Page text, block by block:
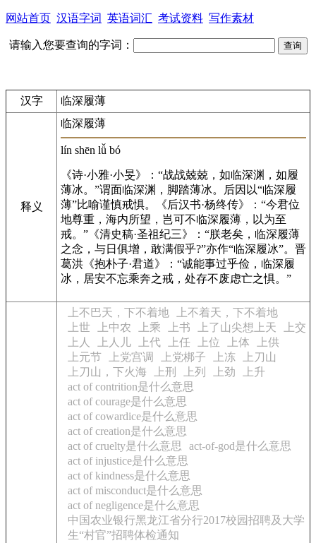
网站首页 汉语字词 英语词汇 考试资料 写作素材
请输入您要查询的字词：
汉字 临深履薄
释义
临深履薄
lín shēn lǚ bó
《诗·小雅·小旻》：“战战兢兢，如临深渊，如履
薄冰。”谓面临深渊，脚踏薄冰。后因以“临深履
薄”比喻谨慎戒惧。《后汉书·杨终传》：“今君位
地尊重，海内所望，岂可不临深履薄，以为至
戒。”《清史稿·圣祖纪三》：“朕老矣，临深履薄
之念，与日俱增，敢满假乎?”亦作“临深履冰”。晋
葛洪《抱朴子·君道》：“诚能事过乎俭，临深履
冰，居安不忘乘奔之戒，处存不废虑亡之惧。”
上不巴天，下不着地
上不着天，下不着地
上世
上中农 上乘 上书 上了山尖想上天
上交
上人
上人儿 上代 上任 上位 上体
上供
上元节
上党宫调 上党梆子 上冻
上刀山
上刀山，下火海
上刑 上列 上劲
上升
act of contrition是什么意思
act of courage是什么意思
act of cowardice是什么意思
act of creation是什么意思
act of cruelty是什么意思
act-of-god是什么意思
act of injustice是什么意思
act of kindness是什么意思
act of misconduct是什么意思
act of negligence是什么意思
中国农业银行黑龙江省分行2017校园招聘及大学
生“村官”招聘体检通知